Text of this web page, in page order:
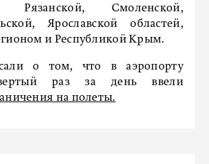
Рязанской, Смоленской,
Ярославской областей,
и Республикой Крым.
о том, что в аэропорту
раз за день ввели
на полеты.